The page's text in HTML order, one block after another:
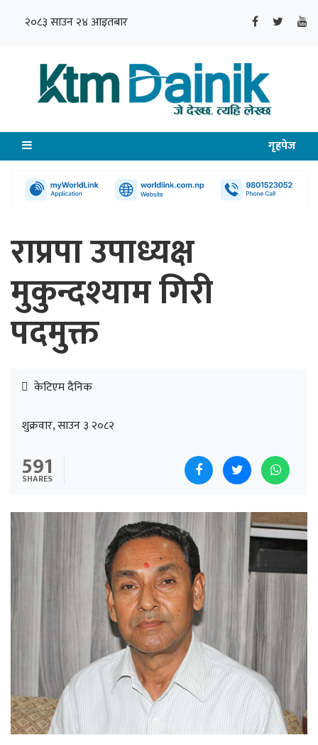
२०८३ साउन २४ आइतबार
गृहपेज
राप्रपा उपाध्यक्ष
मुकुन्दश्याम गिरी
पदमुक्त
केटिएम दैनिक
शुक्रवार, साउन ३ २०८२
591
SHARES